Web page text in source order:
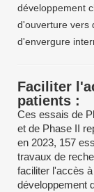
développement
d'ouverture vers
d'envergure
Faciliter
patients :
Ces essais de
et de Phase II
en 2023, 157
travaux de
faciliter l'accès
développement